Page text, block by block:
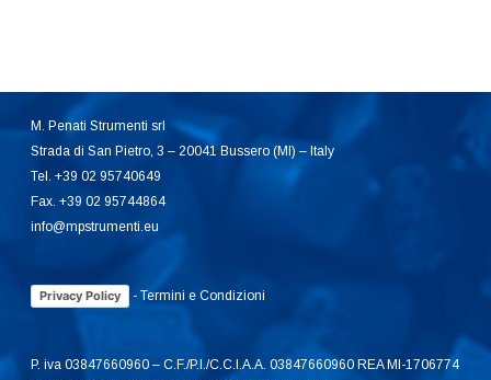
M. Penati Strumenti srl
Strada di San Pietro, 3 – 20041 Bussero (MI) – Italy
Tel. +39 02 95740649
Fax. +39 02 95744864
info@mpstrumenti.eu
Privacy Policy -Termini e Condizioni
P. iva 03847660960 – C.F./P.I./C.C.I.A.A. 03847660960 REA MI-1706774